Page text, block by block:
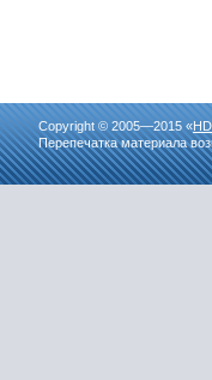
Copyright © 2005—2015 «
Перепечатка материала